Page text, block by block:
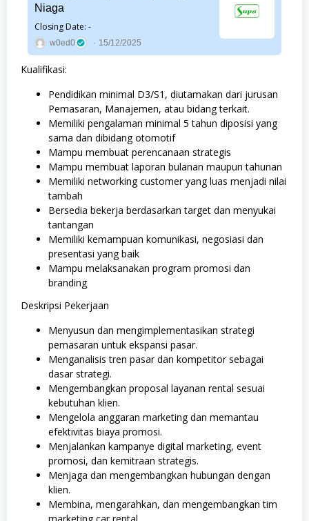
Niaga
Closing Date: -
w0ed0 15/12/2025
Kualifikasi:
Pendidikan minimal D3/S1, diutamakan dari jurusan
Pemasaran, Manajemen, atau bidang terkait.
Memiliki pengalaman minimal 5 tahun diposisi yang
sama dan dibidang otomotif
Mampu membuat perencanaan strategis
Mampu membuat laporan bulanan maupun tahunan
Memiliki networking customer yang luas menjadi nilai
tambah
Bersedia bekerja berdasarkan target dan menyukai
tantangan
Memiliki kemampuan komunikasi, negosiasi dan
presentasi yang baik
Mampu melaksanakan program promosi dan
branding
Deskripsi Pekerjaan
Menyusun dan mengimplementasikan strategi
pemasaran untuk ekspansi pasar.
Menganalisis tren pasar dan kompetitor sebagai
dasar strategi.
Mengembangkan proposal layanan rental sesuai
kebutuhan klien.
Mengelola anggaran marketing dan memantau
efektivitas biaya promosi.
Menjalankan kampanye digital marketing, event
promosi, dan kemitraan strategis.
Menjaga dan mengembangkan hubungan dengan
klien.
Membina, mengarahkan, dan mengembangkan tim